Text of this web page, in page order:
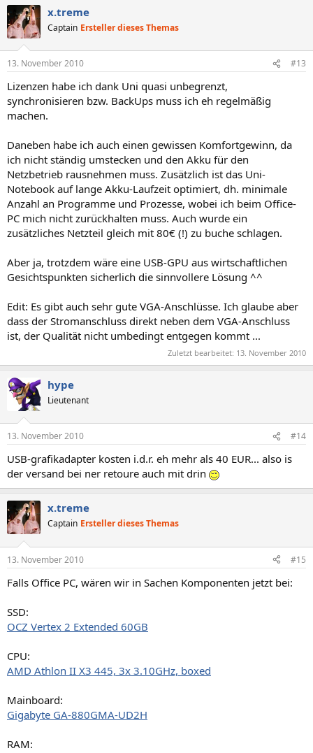
x.treme
Captain Ersteller dieses Themas
13. November 2010 #13
Lizenzen habe ich dank Uni quasi unbegrenzt,
synchronisieren bzw. BackUps muss ich eh regelmäßig
machen.
Daneben habe ich auch einen gewissen Komfortgewinn, da
ich nicht ständig umstecken und den Akku für den
Netzbetrieb rausnehmen muss. Zusätzlich ist das Uni-
Notebook auf lange Akku-Laufzeit optimiert, dh. minimale
Anzahl an Programme und Prozesse, wobei ich beim Office-
PC mich nicht zurückhalten muss. Auch wurde ein
zusätzliches Netzteil gleich mit 80€ (!) zu buche schlagen.
Aber ja, trotzdem wäre eine USB-GPU aus wirtschaftlichen
Gesichtspunkten sicherlich die sinnvollere Lösung ^^
Edit: Es gibt auch sehr gute VGA-Anschlüsse. Ich glaube aber
dass der Stromanschluss direkt neben dem VGA-Anschluss
ist, der Qualität nicht umbedingt entgegen kommt ...
Zuletzt bearbeitet: 13. November 2010
hype
Lieutenant
13. November 2010 #14
USB-grafikadapter kosten i.d.r. eh mehr als 40 EUR... also is
der versand bei ner retoure auch mit drin
x.treme
Captain Ersteller dieses Themas
13. November 2010 #15
Falls Office PC, wären wir in Sachen Komponenten jetzt bei:
SSD:
OCZ Vertex 2 Extended 60GB
CPU:
AMD Athlon II X3 445, 3x 3.10GHz, boxed
Mainboard:
Gigabyte GA-880GMA-UD2H
RAM: